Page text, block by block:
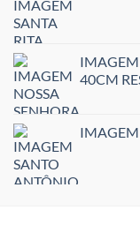
IMAGEM
40CM
IMAGEM